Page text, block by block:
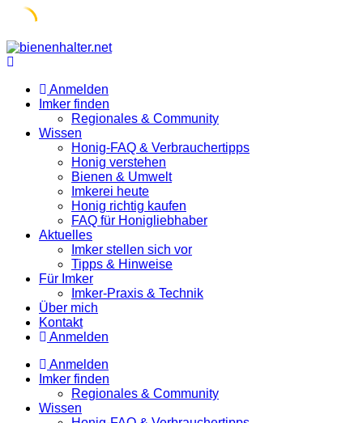
Skip
to
Anmelden
Imker finden
Regionales & Community
Wissen
Honig-FAQ & Verbrauchertipps
Honig verstehen
Bienen & Umwelt
Imkerei heute
Honig richtig kaufen
FAQ für Honigliebhaber
Aktuelles
Imker stellen sich vor
Tipps & Hinweise
Für Imker
Imker-Praxis & Technik
Über mich
Kontakt
Anmelden
Anmelden
Imker finden
Regionales & Community
Wissen